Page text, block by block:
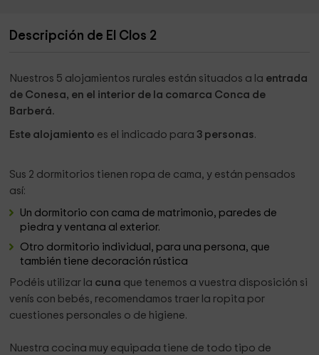
Descripción de El Clos 2
Nuestros 5 alojamientos rurales están situados a la entrada
de Conesa, en el interior de la comarca Conca de
Barberá.
Este alojamiento es el indicado para 3 personas.
Sus 2 dormitorios tienen ropa de cama, y están pensados
así:
Un dormitorio con cama de matrimonio, paredes de
piedra y ventana al exterior.
Otro dormitorio individual, para una persona, que
también tiene decoración rústica
Podéis utilizar la cuna que tenemos a vuestra disposición si
venís con bebés, recomendamos traer la ropita por
cuestiones personales o de higiene.
Nuestra cocina muy equipada tiene de todo tipo de